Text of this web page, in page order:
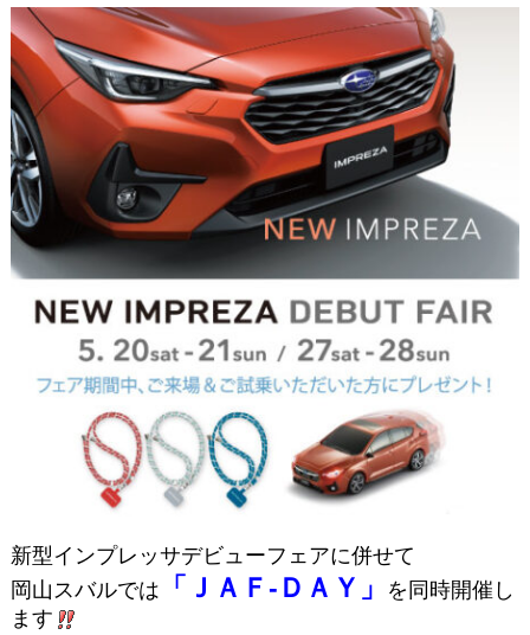
新型インプレッサデビューフェアに併せて
岡山スバルでは
「ＪＡＦ-ＤＡＹ」
を同時開催し
ます